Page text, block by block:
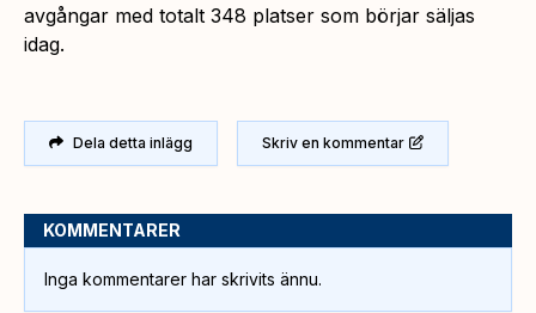
avgångar med totalt 348 platser som börjar säljas
idag.
Dela detta inlägg Skriv en kommentar
KOMMENTARER
Inga kommentarer har skrivits ännu.